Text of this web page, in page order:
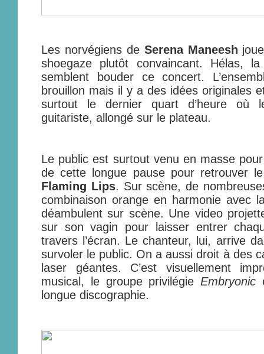
Les norvégiens de Serena Maneesh
shoegaze plutôt convaincant. Hélas,
semblent bouder ce concert.
brouillon mais il y a des idées originales
surtout le dernier quart d’heure où
guitariste, allongé sur le plateau.
Le public est surtout venu en masse
de cette longue pause pour retrouver
Flaming Lips. Sur scène, de
combinaison orange en harmonie avec
déambulent sur scène. Une video
sur son vagin pour laisser entrer
travers l’écran. Le chanteur, lui, arrive
survoler le public. On a aussi droit à des
laser géantes. C’est visuellement
musical, le groupe privilégie Embryonic
longue discographie.